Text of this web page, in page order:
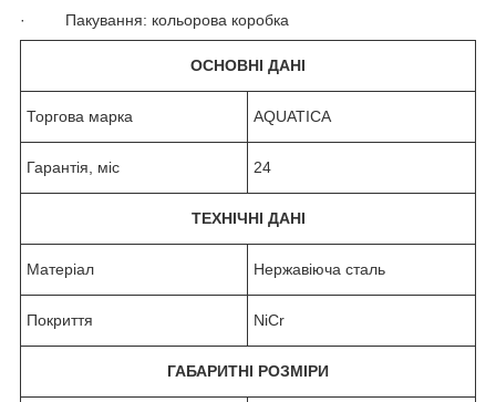
· Пакування: кольорова коробка
ОСНОВНІ ДАНІ
Торгова марка AQUATICA
Гарантія, міс 24
ТЕХНІЧНІ ДАНІ
Матеріал Нержавiюча сталь
Покриття NiCr
ГАБАРИТНІ РОЗМІРИ